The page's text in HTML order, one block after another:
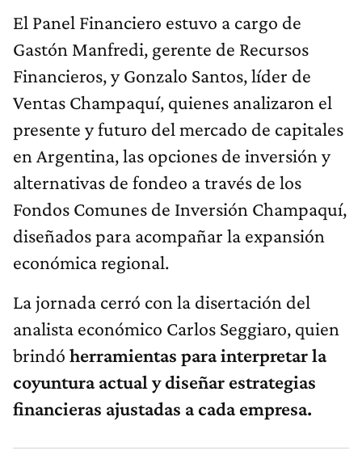
El Panel Financiero estuvo a cargo de
Gastón Manfredi, gerente de Recursos
Financieros, y Gonzalo Santos, líder de
Ventas Champaquí, quienes analizaron el
presente y futuro del mercado de capitales
en Argentina, las opciones de inversión y
alternativas de fondeo a través de los
Fondos Comunes de Inversión Champaquí,
diseñados para acompañar la expansión
económica regional.
La jornada cerró con la disertación del
analista económico Carlos Seggiaro, quien
brindó herramientas para interpretar la
coyuntura actual y diseñar estrategias
financieras ajustadas a cada empresa.